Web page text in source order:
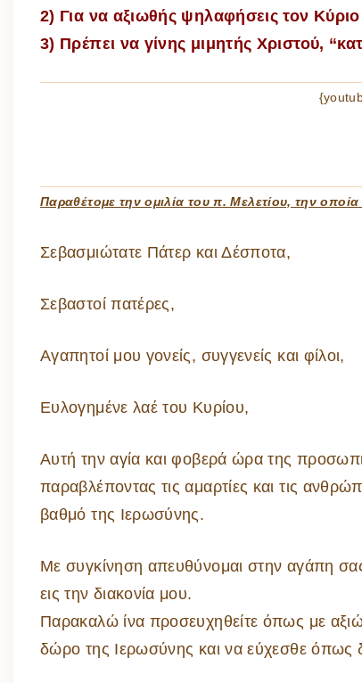
2) Για να αξιωθής ψηλαφήσεις τον
3) Πρέπει να γίνης μιμητής Χριστού,
Παραθέτομε την ομιλία του π. Μελετίου, την
Σεβασμιώτατε Πάτερ και Δέσποτα,
Σεβαστοί πατέρες,
Αγαπητοί μου γονείς, συγγενείς και φίλοι,
Ευλογημένε λαέ του Κυρίου,
Αυτή την αγία και φοβερά ώρα της
παραβλέποντας τις αμαρτίες και τις
βαθμό της Ιερωσύνης.
Με συγκίνηση απευθύνομαι στην αγάπη
εις την διακονία μου.
Παρακαλώ ίνα προσευχηθείτε όπως με
δώρο της Ιερωσύνης και να εύχεσθε όπως